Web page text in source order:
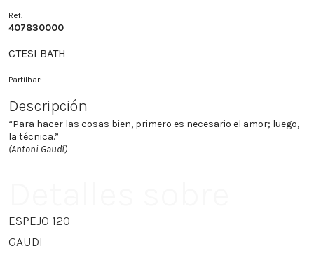
Ref.
407830000
CTESI BATH
Partilhar:
Descripción
“Para hacer las cosas bien, primero es necesario el amor; luego,
la técnica.”
(Antoni Gaudí)
ESPEJO 120
GAUDI